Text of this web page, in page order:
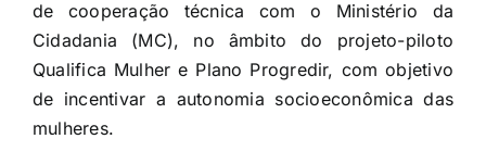
de cooperação técnica com o Ministério da
Cidadania (MC), no âmbito do projeto-piloto
Qualifica Mulher e Plano Progredir, com objetivo
de incentivar a autonomia socioeconômica das
mulheres.